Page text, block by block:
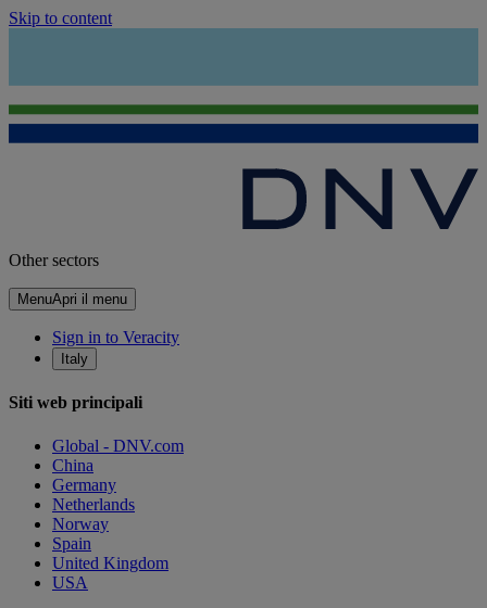
Skip to content
Other sectors
MenuApri il menu
Sign in to Veracity
Italy
Siti web principali
Global - DNV.com
China
Germany
Netherlands
Norway
Spain
United Kingdom
USA